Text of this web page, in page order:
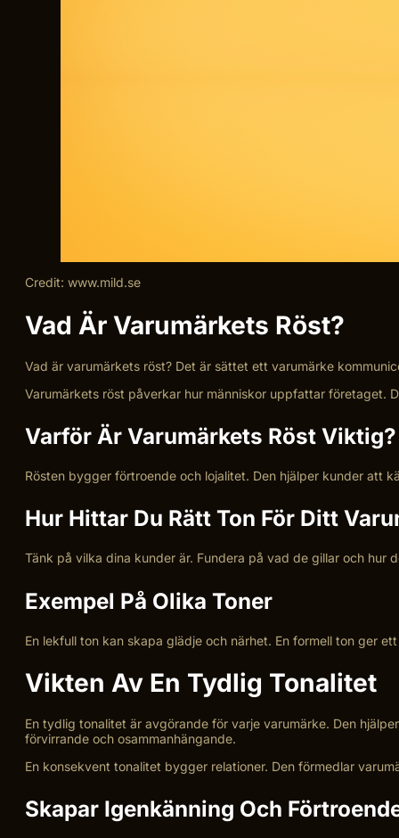
Credit: www.mild.se
Vad Är Varumärkets Röst?
Vad är varumärkets röst? Det är sättet ett varumärke
Varumärkets röst påverkar hur människor uppfattar företaget.
Varför Är Varumärkets Röst Viktig?
Rösten bygger förtroende och lojalitet. Den hjälper kunder att
Hur Hittar Du Rätt Ton För Ditt
Tänk på vilka dina kunder är. Fundera på vad de gillar och hur
Exempel På Olika Toner
En lekfull ton kan skapa glädje och närhet. En formell ton ger
Vikten Av En Tydlig Tonalitet
En tydlig tonalitet är avgörande för varje varumärke. Den
förvirrande och osammanhängande.
En konsekvent tonalitet bygger relationer. Den förmedlar
Skapar Igenkänning Och